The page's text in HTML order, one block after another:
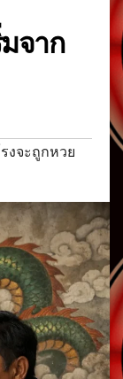
จาก
งจะถูกหวย